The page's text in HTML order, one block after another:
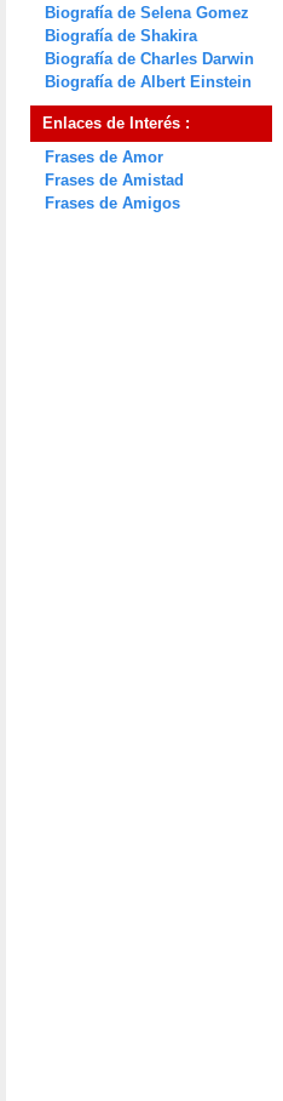
Biografía de Selena Gomez
Biografía de Shakira
Biografía de Charles Darwin
Biografía de Albert Einstein
Enlaces de Interés :
Frases de Amor
Frases de Amistad
Frases de Amigos